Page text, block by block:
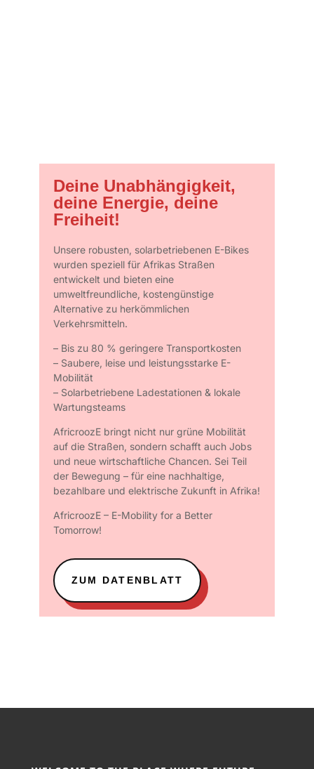
Deine Unabhängigkeit,
deine Energie, deine
Freiheit!
Unsere robusten, solarbetriebenen E-Bikes
wurden speziell für Afrikas Straßen
entwickelt und bieten eine
umweltfreundliche, kostengünstige
Alternative zu herkömmlichen
Verkehrsmitteln.
– Bis zu 80 % geringere Transportkosten
– Saubere, leise und leistungsstarke E-
Mobilität
– Solarbetriebene Ladestationen & lokale
Wartungsteams
AfricroozE bringt nicht nur grüne Mobilität
auf die Straßen, sondern schafft auch Jobs
und neue wirtschaftliche Chancen. Sei Teil
der Bewegung – für eine nachhaltige,
bezahlbare und elektrische Zukunft in Afrika!
AfricroozE – E-Mobility for a Better
Tomorrow!
ZUM DATENBLATT